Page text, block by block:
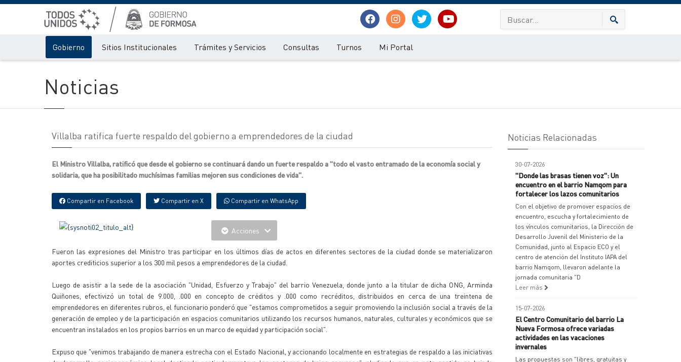
Gobierno Sitios Institucionales Trámites y Servicios Consultas Turnos Mi Portal
Noticias
Villalba ratifica fuerte respaldo del gobierno a emprendedores de la ciudad
El Ministro Villalba, ratificó que desde el gobierno se continuará dando un fuerte respaldo a "todo el vasto entramado de la economía social y
solidaria, que ha posibilitado muchísimas familias mejoren sus condiciones de vida".
Compartir en Facebook Compartir en X Compartir en WhatsApp
Acciones
Fueron las expresiones del Ministro tras participar en los últimos días de actos en diferentes sectores de la ciudad donde se materializaron
aportes crediticios superior a los 300 mil pesos a emprendedores de la ciudad.
Luego de asistir a la sede de la asociación "Unidad, Esfuerzo y Trabajo" del barrio Venezuela, donde junto a la titular de dicha ONG, Arminda
Quiñones, efectivizó un total de 9.000, .000 en concepto de créditos y .000 como recréditos, distribuidos en cerca de una treintena de
emprendedores en diferentes rubros, el funcionario ponderó que "estamos comprometidos a seguir promoviendo la inclusión social a través de la
generación de empleo y de la participación en espacios comunitarios utilizando los recursos humanos, naturales, culturales y económicos que se
encuentran instalados en los propios barrios en un marco de equidad y participación social".
Expuso que "venimos trabajando de manera estrecha con el Estado Nacional, y accionando localmente en estrategias de respaldo a las iniciativas
Noticias Relacionadas
30-07-2026
"Donde las brasas tienen voz": Un
encuentro en el barrio Namqom para
fortalecer los lazos comunitarios
Con el objetivo de promover espacios de
encuentro, escucha y fortalecimiento de
los vínculos comunitarios, la Dirección de
Desarrollo Juvenil del Ministerio de la
Comunidad, junto al Espacio ECO y el
centro de atención del Instituto IAPA del
barrio Namqom, llevaron adelante la
jornada comunitaria "D
Leer más
15-07-2026
El Centro Comunitario del barrio La
Nueva Formosa ofrece variadas
actividades en las vacaciones
invernales
Las propuestas son "libres, gratuitas y